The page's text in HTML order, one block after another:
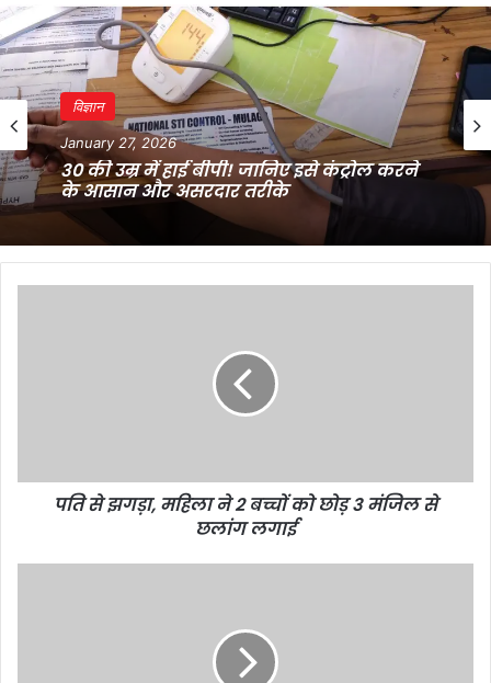
विज्ञान
January 27, 2026
30 की उम्र में हाई बीपी! जानिए इसे कंट्रोल करने
के आसान और असरदार तरीके
छोड़
पति से झगड़ा, महिला ने 2 बच्चों को छोड़ 3 मंजिल से
छलांग लगाई